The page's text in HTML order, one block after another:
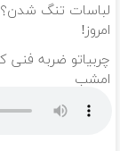
لباسات تنگ
امروز!
امشب